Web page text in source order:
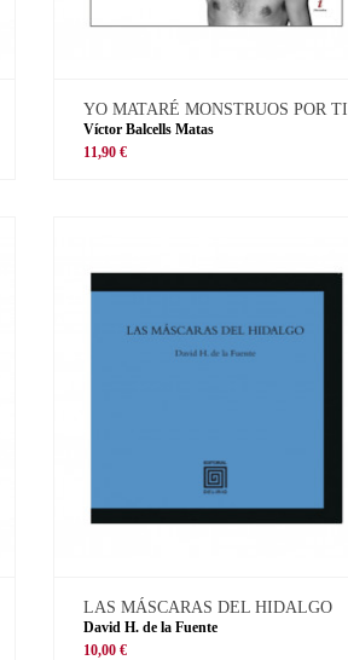
YO MATARÉ MONSTRUOS POR TI
Víctor Balcells Matas
11,90 €
LAS MÁSCARAS DEL HIDALGO
David H. de la Fuente
10,00 €